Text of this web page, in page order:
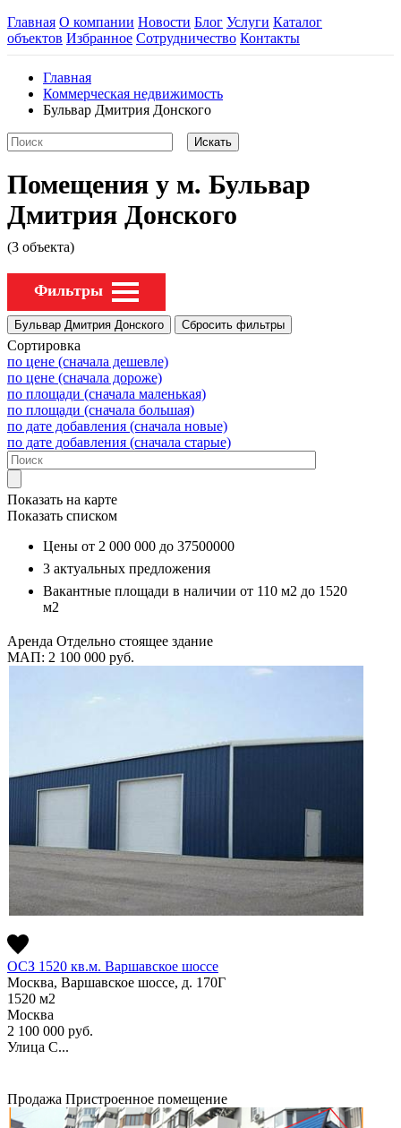
Главная О компании Новости Блог Услуги Каталог
объектов Избранное Сотрудничество Контакты
Главная
Коммерческая недвижимость
Бульвар Дмитрия Донского
Помещения у м. Бульвар
Дмитрия Донского
(3 объекта)
Фильтры
Сортировка
по цене (сначала дешевле)
по цене (сначала дороже)
по площади (сначала маленькая)
по площади (сначала большая)
по дате добавления (сначала новые)
по дате добавления (сначала старые)
Показать на карте
Показать списком
Цены от 2 000 000 до 37500000
3 актуальных предложения
Вакантные площади в наличии от 110 м2 до 1520
м2
Аренда Отдельно стоящее здание
МАП: 2 100 000 руб.
ОСЗ 1520 кв.м. Варшавское шоссе
Москва, Варшавское шоссе, д. 170Г
1520 м2
Москва
2 100 000 руб.
Улица С...
Продажа Пристроенное помещение